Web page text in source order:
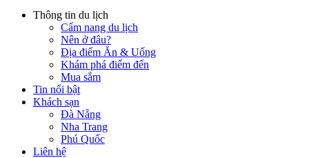
Thông tin du lịch
Cẩm nang du lịch
Nên ở đâu?
Địa điểm Ăn & Uống
Khám phá điểm đến
Mua sắm
Tin nổi bật
Khách sạn
Đà Nẵng
Nha Trang
Phú Quốc
Liên hệ